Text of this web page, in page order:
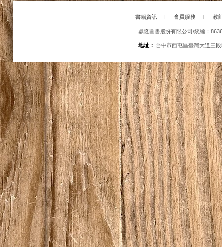
書籍資訊 | 會員服務 | 教
鼎隆圖書股份有限公司/統編：
地址： 台中市西屯區臺灣大道三